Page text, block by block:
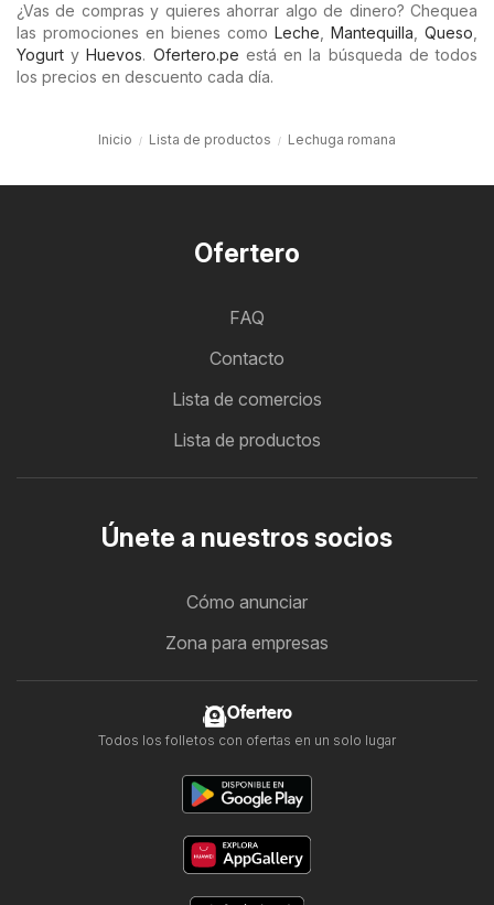
¿Vas de compras y quieres ahorrar algo de dinero? Chequea
las promociones en bienes como Leche Mantequilla Queso
Yogurt yHuevos. Ofertero.pe está en la búsqueda de todos
los precios en descuento cada día.
Inicio Lista de productos Lechuga romana
Ofertero
FAQ
Contacto
Lista de comercios
Lista de productos
Únete a nuestros socios
Cómo anunciar
Zona para empresas
Ofertero
Todos los folletos con ofertas en un solo lugar